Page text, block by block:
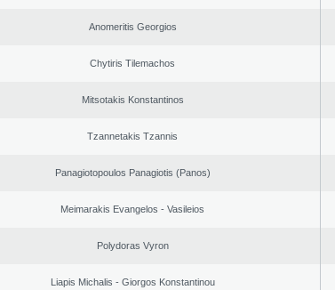
Anomeritis Georgios
Chytiris Tilemachos
Mitsotakis Konstantinos
Tzannetakis Tzannis
Panagiotopoulos Panagiotis (Panos)
Meimarakis Evangelos - Vasileios
Polydoras Vyron
Liapis Michalis - Giorgos Konstantinou